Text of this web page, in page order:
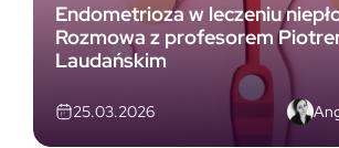
Endometrioza w leczeniu
Rozmowa z profesorem
Laudańskim
25.03.2026